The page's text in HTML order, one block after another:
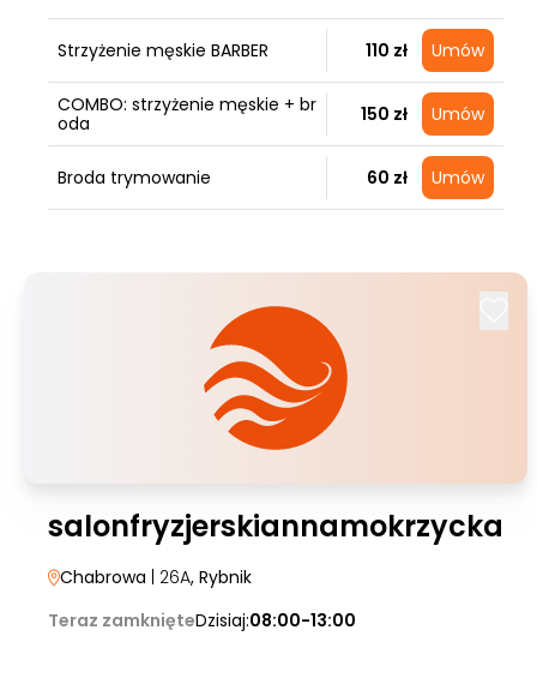
Strzyżenie męskie BARBER 110 zł Umów
COMBO: strzyżenie męskie + br
oda
150 zł Umów
Broda trymowanie 60 zł Umów
salonfryzjerskiannamokrzycka
Chabrowa | 26A, Rybnik
Teraz zamknięteDzisiaj:08:00-13:00